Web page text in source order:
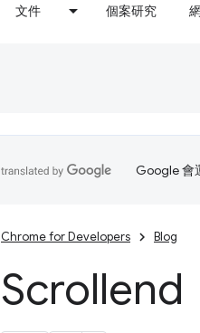
文件 個案研究
Google 會
Chrome for Developers Blog
Scrollend